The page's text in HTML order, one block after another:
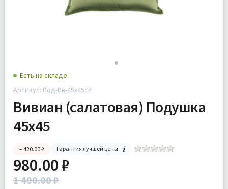
Есть на складе
Артикул: Под-Вв-45х45сл
Вивиан (салатовая) Подушка
45х45
– 420.00 ₽ Гарантия лучшей цены
980.00 ₽
1 400.00 ₽